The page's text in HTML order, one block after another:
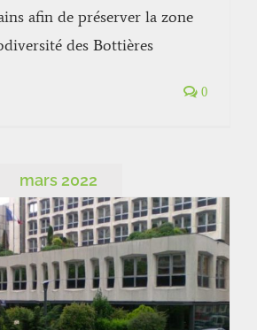
afin de préserver la zone
des Bottières
0
mars 2022